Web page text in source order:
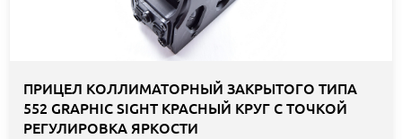
ПРИЦЕЛ КОЛЛИМАТОРНЫЙ ЗАКРЫТОГО ТИПА
552 GRAPHIC SIGHT КРАСНЫЙ КРУГ С ТОЧКОЙ
РЕГУЛИРОВКА ЯРКОСТИ